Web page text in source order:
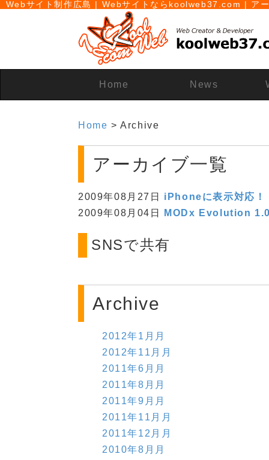
Webサイト制作広島 | Webサイトならkoolweb37.com | ア
Home News
Home > Archive
アーカイブ一覧
2009年08月27日 iPhoneに表示対応！
2009年08月04日
MODx Evolution
SNSで共有
Archive
2012年1月月
2012年11月月
2011年6月月
2011年8月月
2011年9月月
2011年11月月
2011年12月月
2010年8月月